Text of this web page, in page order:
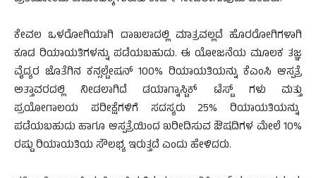
ಕೇವಲ ಒಳರೋಗಿಯಾಗಿ ದಾಖಲಾದಲ್ಲಿ ಮಾತ್ರವಲ್ಲದೆ ಹೊರರೋಗಿಗಳಾಗಿ
ಕೂಡ ರಿಯಾಯತಿಗಳನ್ನು ಪಡೆಯಬಹುದು. ಈ ಯೋಜನೆಯ ಮೂಲಕ ತಜ್ಞ
ವೈದ್ಯರ ಜೊತೆಗಿನ ಕನ್ಸಲ್ಟೇಷನ್ 100% ರಿಯಾಯತಿಯನ್ನು ಕೆಎಂಸಿ ಆಸ್ಪತ್ರೆ
ಅತ್ತಾವರದಲ್ಲಿ ನೀಡಲಾಗಿದೆ ಡಯಾಗ್ನಾಸ್ಟಿಕ್ ಟೆಸ್ಟ್ ಗಳು ಮತ್ತು
ಪ್ರಯೋಗಾಲಯ ಪರೀಕ್ಷೆಗಳಿಗೆ ಸದಸ್ಯರು 25% ರಿಯಾಯತಿಯನ್ನು
ಪಡೆಯಬಹುದು ಹಾಗೂ ಆಸ್ಪತ್ರೆಯಿಂದ ಖರೀದಿಸುವ ಔಷದಿಗಳ ಮೇಲೆ 10%
ರಷ್ಟು ರಿಯಾಯತಿಯ ಸೌಲಭ್ಯ ಇರುತ್ತದೆ ಎಂದು ಹೇಳಿದರು.